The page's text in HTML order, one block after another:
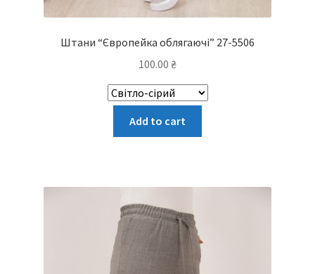
Штани “Європейка облягаючі” 27-5506
100.00 ₴
Add to cart
вибрати
на